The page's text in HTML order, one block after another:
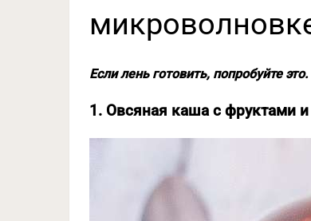
Если лень готовить, попробуйте это.
1. Овсяная каша с фруктами